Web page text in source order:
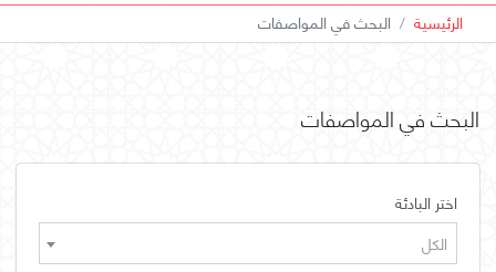
الرئيسية البحث في المواصفات
البحث في المواصفات
اختر البادئة
الكل